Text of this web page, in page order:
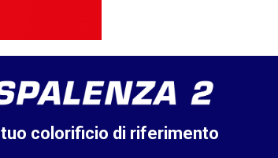
colorificio di riferimento